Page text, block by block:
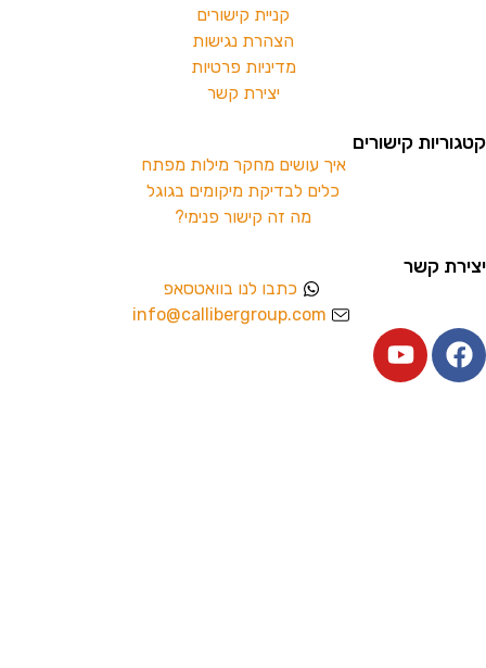
קניית קישורים
הצהרת נגישות
מדיניות פרטיות
יצירת קשר
קטגוריות קישורים
איך עושים מחקר מילות מפתח
כלים לבדיקת מיקומים בגוגל
מה זה קישור פנימי?
יצירת קשר
כתבו לנו בוואטסאפ
info@callibergroup.com